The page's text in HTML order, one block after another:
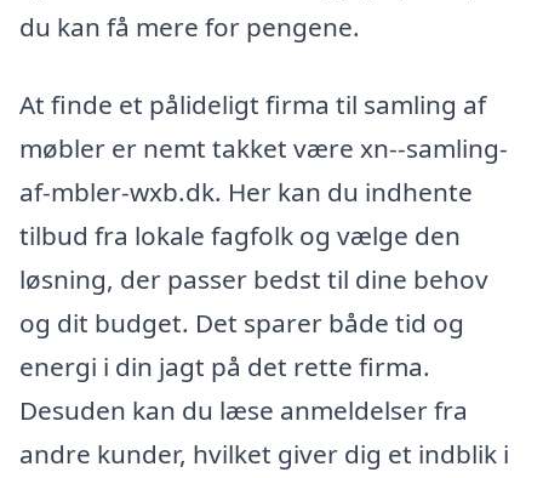
du kan få mere for pengene.
At finde et pålideligt firma til samling af
møbler er nemt takket være xn--samling-
af-mbler-wxb.dk. Her kan du indhente
tilbud fra lokale fagfolk og vælge den
løsning, der passer bedst til dine behov
og dit budget. Det sparer både tid og
energi i din jagt på det rette firma.
Desuden kan du læse anmeldelser fra
andre kunder, hvilket giver dig et indblik i